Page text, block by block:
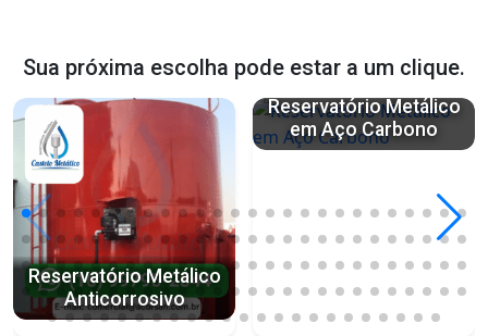
Sua próxima escolha pode estar a um clique.
Reservatório Metálico
Anticorrosivo
Reservatório Metálico
em Aço Carbono